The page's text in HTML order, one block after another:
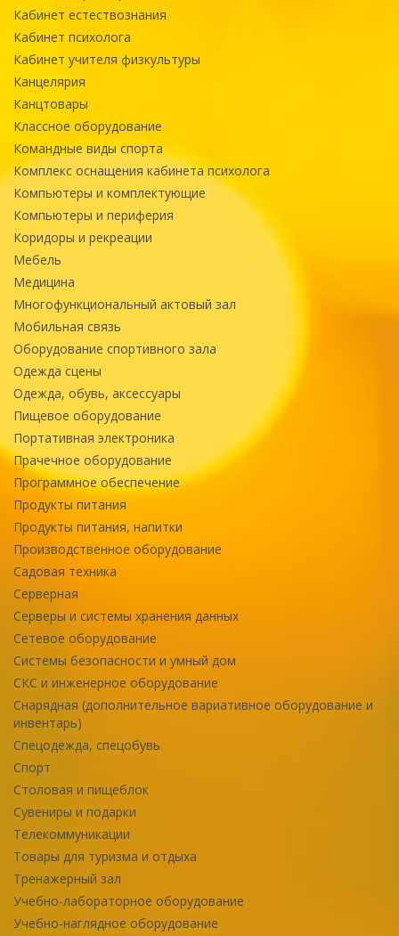
Кабинет естествознания
Кабинет психолога
Кабинет учителя физкультуры
Канцелярия
Канцтовары
Классное оборудование
Командные виды спорта
Комплекс оснащения кабинета психолога
Компьютеры и комплектующие
Компьютеры и периферия
Коридоры и рекреации
Мебель
Медицина
Многофункциональный актовый зал
Мобильная связь
Оборудование спортивного зала
Одежда сцены
Одежда, обувь, аксессуары
Пищевое оборудование
Портативная электроника
Прачечное оборудование
Программное обеспечение
Продукты питания
Продукты питания, напитки
Производственное оборудование
Садовая техника
Серверная
Серверы и системы хранения данных
Сетевое оборудование
Системы безопасности и умный дом
СКС и инженерное оборудование
Снарядная (дополнительное вариативное оборудование и
инвентарь)
Спецодежда, спецобувь
Спорт
Столовая и пищеблок
Сувениры и подарки
Телекоммуникации
Товары для туризма и отдыха
Тренажерный зал
Учебно-лабораторное оборудование
Учебно-наглядное оборудование